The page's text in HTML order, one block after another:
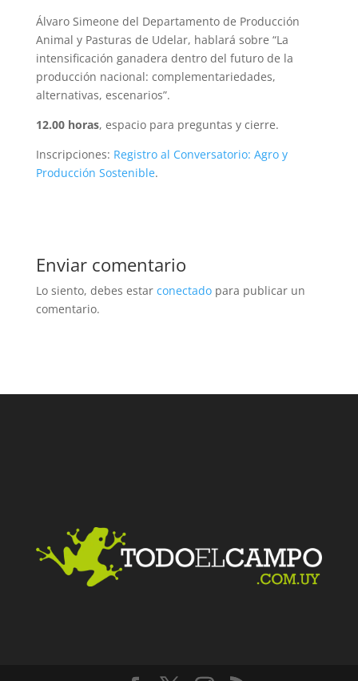
Álvaro Simeone del Departamento de Producción
Animal y Pasturas de Udelar, hablará sobre “La
intensificación ganadera dentro del futuro de la
producción nacional: complementariedades,
alternativas, escenarios”.
12.00 horas, espacio para preguntas y cierre.
Inscripciones: Registro al Conversatorio: Agro y
Producción Sostenible.
Enviar comentario
Lo siento, debes estar conectadopara publicar un
comentario.
Facebook